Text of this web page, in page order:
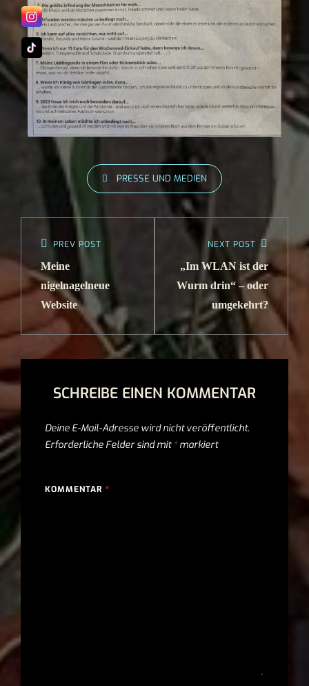
PRESSE UND MEDIEN
PREV POST
Meine
nigelnagelneue
Website
NEXT POST
„Im WLAN ist der
Wurm drin“ – oder
umgekehrt?
SCHREIBE EINEN KOMMENTAR
Deine E-Mail-Adresse wird nicht veröffentlicht.
Erforderliche Felder sind mit *markiert
KOMMENTAR *